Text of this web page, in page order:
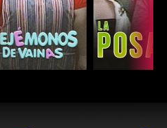
ESCUCHAR